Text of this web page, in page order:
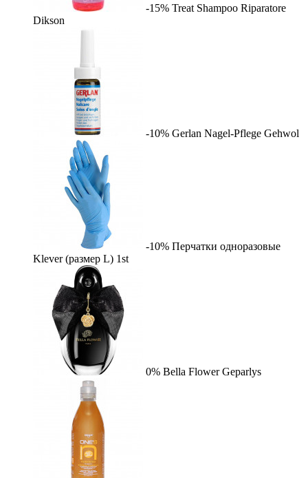
-15% Treat Shampoo Riparatore
Dikson
-10% Gerlan Nagel-Pflege Gehwol
-10% Перчатки одноразовые
Klever (размер L) 1st
0% Bella Flower Geparlys